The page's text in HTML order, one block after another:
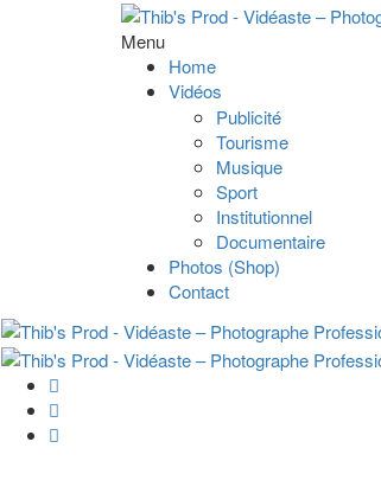
Menu
Home
Vidéos
Publicité
Tourisme
Musique
Sport
Institutionnel
Documentaire
Photos (Shop)
Contact